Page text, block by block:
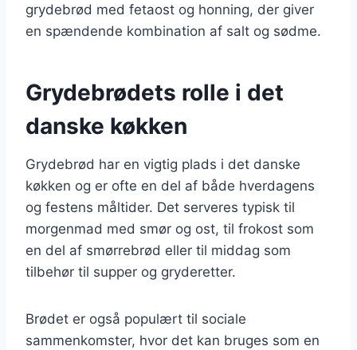
grydebrød med fetaost og honning, der giver
en spændende kombination af salt og sødme.
Grydebrødets rolle i det
danske køkken
Grydebrød har en vigtig plads i det danske
køkken og er ofte en del af både hverdagens
og festens måltider. Det serveres typisk til
morgenmad med smør og ost, til frokost som
en del af smørrebrød eller til middag som
tilbehør til supper og gryderetter.
Brødet er også populært til sociale
sammenkomster, hvor det kan bruges som en